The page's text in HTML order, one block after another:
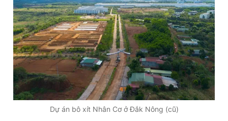
Dự án bô xít Nhân Cơ ở Đắk Nông (cũ)